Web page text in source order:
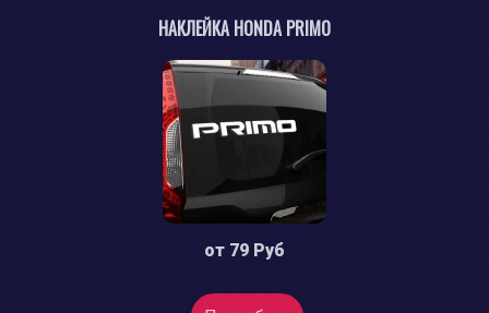
НАКЛЕЙКА HONDA PRIMO
от 79 Руб